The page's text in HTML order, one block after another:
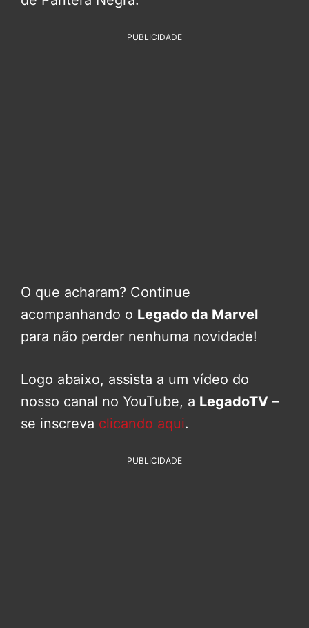
PUBLICIDADE
O que acharam? Continue
acompanhando o Legado da Marvel
para não perder nenhuma novidade!
Logo abaixo, assista a um vídeo do
nosso canal no YouTube, a LegadoTV –
se inscreva clicando aqui.
PUBLICIDADE